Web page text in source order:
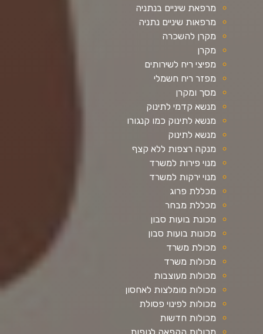
מרפאת שיניים בנתניה
מרפאות שיניים נתניה
מקרן להשכרה
מקרן
מפיצי ריח לשירותים
מפזר ריח חשמלי
מסך ומקרן
מנשא קדמי לתינוק
מנשא לתינוק כמו קנגורו
מנשא לתינוק
מנקה רצפות ללא קצף
מנוי פירות למשרד
מנוי ירקות למשרד
מכללת פרוג
מכללת מבחר
מכונת בועות סבון
מכונות בועות סבון
מכולת משרד
מכולות משרד
מכולות מעוצבות
מכולות מומלצות לאחסון
מכולות לפינוי פסולת
מכולות חדשות
מכולות הקפאה לגופות